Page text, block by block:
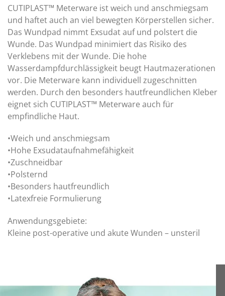
CUTIPLAST™ Meterware ist weich und anschmiegsam
und haftet auch an viel bewegten Körperstellen sicher.
Das Wundpad nimmt Exsudat auf und polstert die
Wunde. Das Wundpad minimiert das Risiko des
Verklebens mit der Wunde. Die hohe
Wasserdampfdurchlässigkeit beugt Hautmazerationen
vor. Die Meterware kann individuell zugeschnitten
werden. Durch den besonders hautfreundlichen Kleber
eignet sich CUTIPLAST™ Meterware auch für
empfindliche Haut.
•Weich und anschmiegsam
•Hohe Exsudataufnahmefähigkeit
•Zuschneidbar
•Polsternd
•Besonders hautfreundlich
•Latexfreie Formulierung
Anwendungsgebiete:
Kleine post-operative und akute Wunden – unsteril